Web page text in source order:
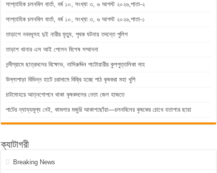
সাপ্তাহিক চলনবিল বার্তা, বর্ষ ১০, সংখ্যা ৩, ৬ আগস্ট ২০২৬,পাতা-২
সাপ্তাহিক চলনবিল বার্তা, বর্ষ ১০, সংখ্যা ৩, ৬ আগস্ট ২০২৬,পাতা-১
তাড়াশে নববধূসহ দুই নারীর মৃত্যু, পৃথক ঘটনায় তদন্তে পুলিশ
তাড়াশ থানার এস আই পেলেন বিশেষ সম্মাননা
নন্দীগ্রামে ছাত্রদলের বিক্ষোভ, নাসিরুদ্দিন পাটোয়ারীর কুশপুত্তলিকা দাহ
উল্লাপাড়া বিভিন্ন হাটে চরাদামে বিক্রি হচ্ছে পাঠ কৃষকরা মহা খুশি
চাটমোহরে আত্নগোপনে থাকা কৃষকদলের নেতা জেল হাজতে
পাটের ন্যায্যমূল্য নেই, কামলার মজুরি আকাশছোঁয়া—চলনবিলের কৃষকের চোখে হতাশার ছায়া
ক্যাটাগরী
Breaking News